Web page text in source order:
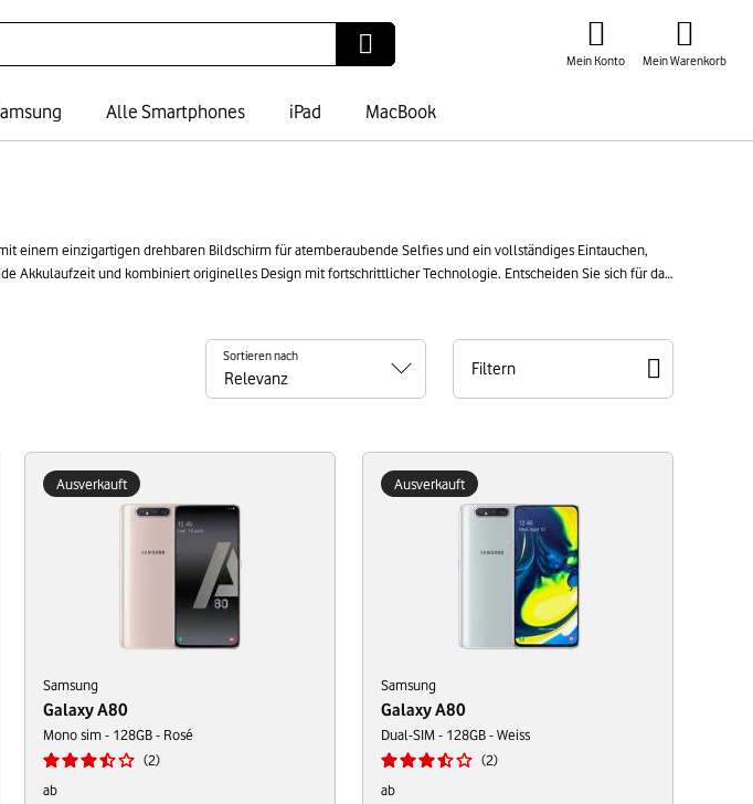
Mein Konto Mein Warenkorb
Alle Smartphones iPad MacBook
einem einzigartigen drehbaren Bildschirm für atemberaubende Selfies und ein vollständiges Eintauchen,
Akkulaufzeit und kombiniert originelles Design mit fortschrittlicher Technologie. Entscheiden Sie sich für das
Sortieren nach
Filtern
Ausverkauft
Samsung
Galaxy A80
Mono sim - 128GB - Rosé
2
ab
Ausverkauft
Samsung
Galaxy A80
Dual-SIM - 128GB - Weiss
2
ab